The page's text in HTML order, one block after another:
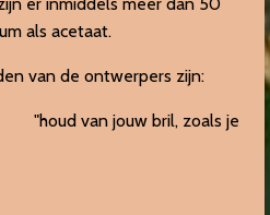
als acetaat.
van de ontwerpers zijn:
bril, zoals je